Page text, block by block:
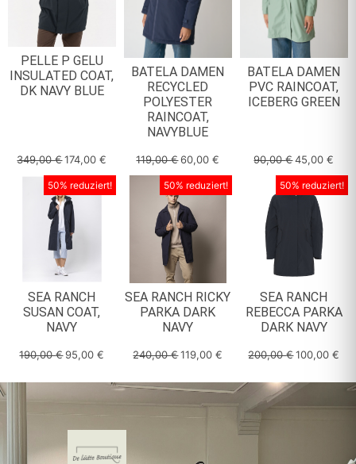
PELLE P GELU
INSULATED COAT,
DK NAVY BLUE
349,00€174,00€
BATELA DAMEN
RECYCLED
POLYESTER
RAINCOAT,
NAVYBLUE
119,00€60,00€
BATELA DAMEN
PVC RAINCOAT,
ICEBERG GREEN
90,00€45,00€
50% reduziert!
SEA RANCH
SUSAN COAT,
NAVY
190,00€ 95,00€
50% reduziert!
SEA RANCH RICKY
PARKA DARK
NAVY
240,00€119,00€
50% reduziert!
SEA RANCH
REBECCA PARKA
DARK NAVY
200,00€100,00€